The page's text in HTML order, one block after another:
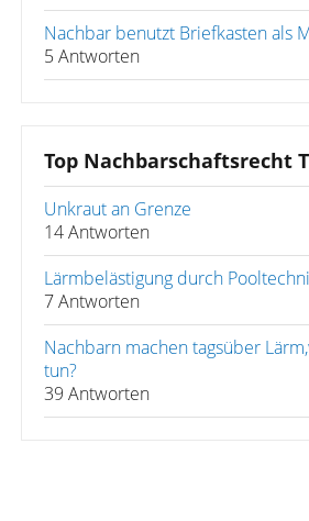
Nachbar benutzt Briefkasten als
5 Antworten
Top Nachbarschaftsrecht
Unkraut an Grenze
14 Antworten
Lärmbelästigung durch
7 Antworten
Nachbarn machen tagsüber
tun?
39 Antworten